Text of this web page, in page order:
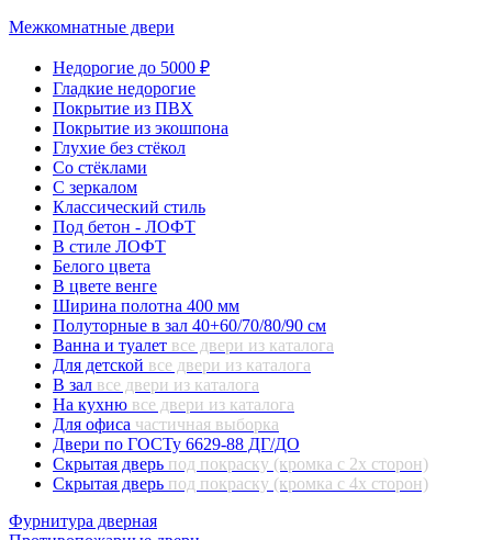
Межкомнатные двери
Недорогие до 5000 ₽
Гладкие недорогие
Покрытие из ПВХ
Покрытие из экошпона
Глухие без стёкол
Со стёклами
С зеркалом
Классический стиль
Под бетон - ЛОФТ
В стиле ЛОФТ
Белого цвета
В цвете венге
Ширина полотна 400 мм
Полуторные в зал 40+60/70/80/90 см
Ванна и туалет все двери из каталога
Для детской все двери из каталога
В зал все двери из каталога
На кухню все двери из каталога
Для офиса частичная выборка
Двери по ГОСТу 6629-88 ДГ/ДО
Скрытая дверь под покраску (кромка с 2х сторон)
Скрытая дверь под покраску (кромка с 4х сторон)
Фурнитура дверная